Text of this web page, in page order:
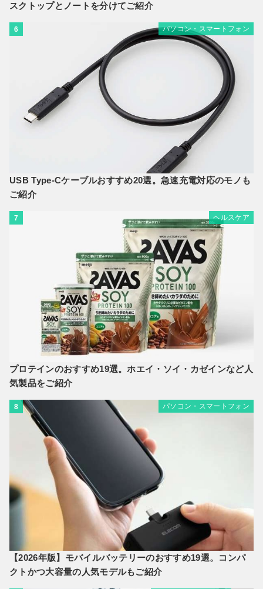
スクトップとノートを分けてご紹介
6 パソコン・スマートフォン
USB Type-Cケーブルおすすめ20選。急速充電対応のモノも
ご紹介
7 ヘルスケア
プロテインのおすすめ19選。ホエイ・ソイ・カゼインなど人
気製品をご紹介
8 パソコン・スマートフォン
【2026年版】モバイルバッテリーのおすすめ19選。コンパ
クトかつ大容量の人気モデルもご紹介